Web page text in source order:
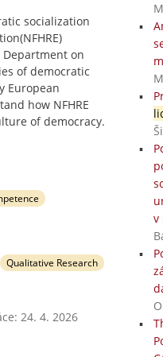
socialization
on
of democratic
European
how NFHRE
of democracy.
Qualitative Research
24. 4. 2026
v